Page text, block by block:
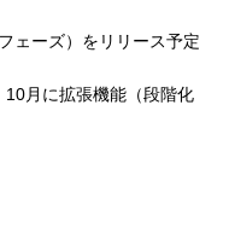
ェーズ）をリリース予定
10月に拡張機能（段階化